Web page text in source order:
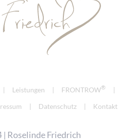
Leistungen FRONTROW®
Datenschutz Kontakt
Roselinde Friedrich